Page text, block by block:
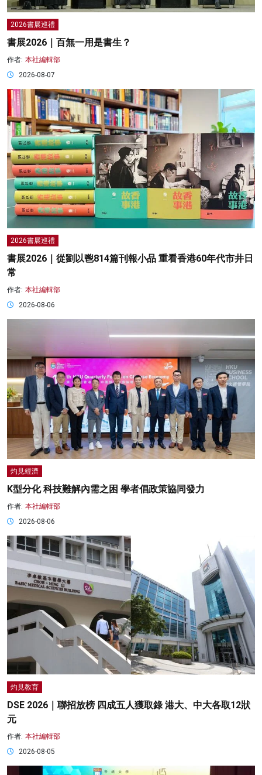
2026書展巡禮
書展2026｜百無一用是書生？
作者: 本社編輯部
2026-08-07
2026書展巡禮
書展2026｜從劉以鬯814篇刊報小品 重看香港60年代市井日
常
作者: 本社編輯部
2026-08-06
灼見經濟
K型分化 科技難解內需之困 學者倡政策協同發力
作者: 本社編輯部
2026-08-06
灼見教育
DSE 2026｜聯招放榜 四成五人獲取錄 港大、中大各取12狀
元
作者: 本社編輯部
2026-08-05